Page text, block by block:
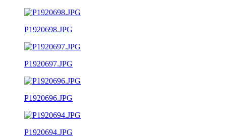
P1920698.JPG
P1920697.JPG
P1920696.JPG
P1920694.JPG